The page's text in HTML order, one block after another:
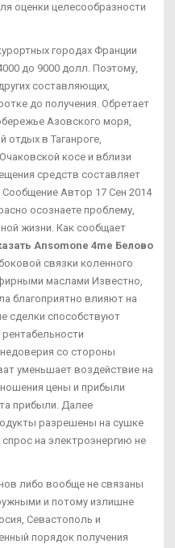
оценки целесообразности
городах Франции
до 9000 долл. Поэтому,
составляющих,
до получения. Обретает
Азовского моря,
отдых в Таганроге,
косе и вблизи
средств составляет
Автор 17 Сен 2014
осознаете проблему,
жизни. Как сообщает
Ansomone 4me Белово
связки коленного
маслами Известно,
благоприятно влияют на
сделки способствуют
со стороны
уменьшает воздействие на
цены и прибыли
прибыли. Далее
разрешены на сушке
на электроэнергию не
либо вообще не связаны
и потому излишне
Севастополь и
порядок получения